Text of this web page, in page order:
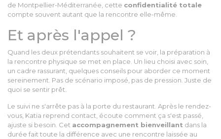
de Montpellier-Méditerranée, cette confidentialité totale
compte souvent autant que la rencontre elle-même.
Et après l'appel ?
Quand les deux prétendants souhaitent se voir, la préparation à
la rencontre physique se met en place. Un lieu choisi avec soin,
un cadre rassurant, quelques conseils pour aborder ce moment
sereinement. Pas de scénario imposé, pas de pression. Juste de
quoi se sentir prêt.
Le suivi ne s'arrête pas à la porte du restaurant. Après le rendez-
vous, Katia reprend contact, écoute comment ça s'est passé,
ajuste si besoin. Cet accompagnement bienveillant dans la
durée fait toute la différence avec une rencontre laissée au